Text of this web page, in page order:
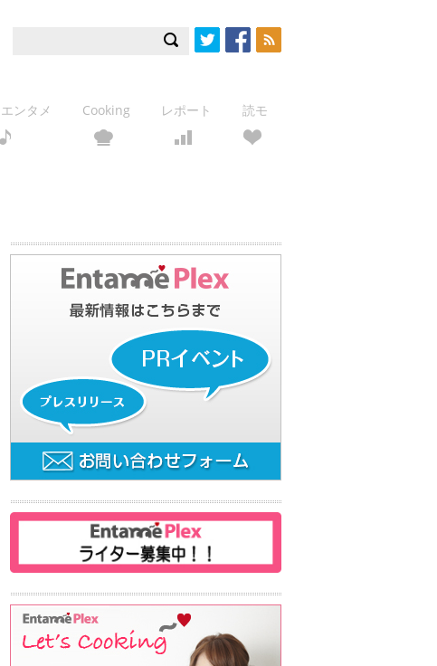
ンタメ Cooking レポート 読モ